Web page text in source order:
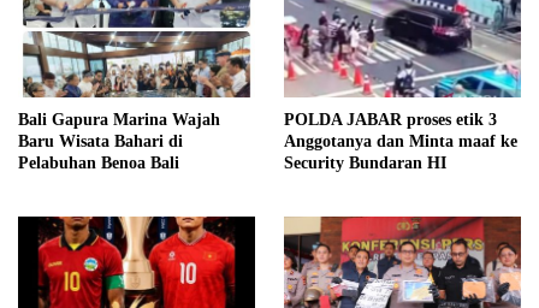
Bali Gapura Marina Wajah
Baru Wisata Bahari di
Pelabuhan Benoa Bali
POLDA JABAR proses etik 3
Anggotanya dan Minta maaf ke
Security Bundaran HI